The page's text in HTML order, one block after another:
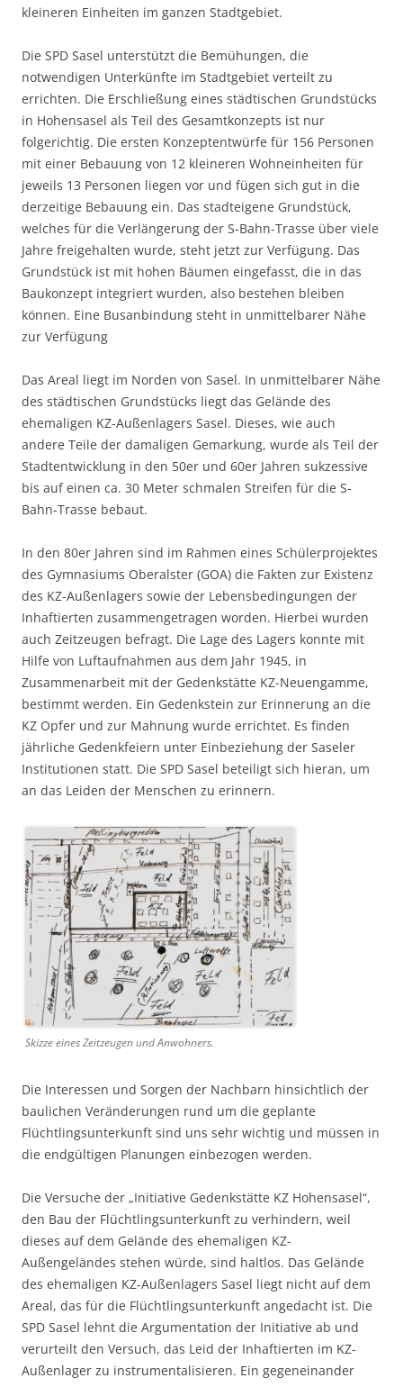
kleineren Einheiten im ganzen Stadtgebiet.
Die SPD Sasel unterstützt die Bemühungen, die
notwendigen Unterkünfte im Stadtgebiet verteilt zu
errichten. Die Erschließung eines städtischen Grundstücks
in Hohensasel als Teil des Gesamtkonzepts ist nur
folgerichtig. Die ersten Konzeptentwürfe für 156 Personen
mit einer Bebauung von 12 kleineren Wohneinheiten für
jeweils 13 Personen liegen vor und fügen sich gut in die
derzeitige Bebauung ein. Das stadteigene Grundstück,
welches für die Verlängerung der S-Bahn-Trasse über viele
Jahre freigehalten wurde, steht jetzt zur Verfügung. Das
Grundstück ist mit hohen Bäumen eingefasst, die in das
Baukonzept integriert wurden, also bestehen bleiben
können. Eine Busanbindung steht in unmittelbarer Nähe
zur Verfügung
Das Areal liegt im Norden von Sasel. In unmittelbarer Nähe
des städtischen Grundstücks liegt das Gelände des
ehemaligen KZ-Außenlagers Sasel. Dieses, wie auch
andere Teile der damaligen Gemarkung, wurde als Teil der
Stadtentwicklung in den 50er und 60er Jahren sukzessive
bis auf einen ca. 30 Meter schmalen Streifen für die S-
Bahn-Trasse bebaut.
In den 80er Jahren sind im Rahmen eines Schülerprojektes
des Gymnasiums Oberalster (GOA) die Fakten zur Existenz
des KZ-Außenlagers sowie der Lebensbedingungen der
Inhaftierten zusammengetragen worden. Hierbei wurden
auch Zeitzeugen befragt. Die Lage des Lagers konnte mit
Hilfe von Luftaufnahmen aus dem Jahr 1945, in
Zusammenarbeit mit der Gedenkstätte KZ-Neuengamme,
bestimmt werden. Ein Gedenkstein zur Erinnerung an die
KZ Opfer und zur Mahnung wurde errichtet. Es finden
jährliche Gedenkfeiern unter Einbeziehung der Saseler
Institutionen statt. Die SPD Sasel beteiligt sich hieran, um
an das Leiden der Menschen zu erinnern.
Skizze eines Zeitzeugen und Anwohners.
Die Interessen und Sorgen der Nachbarn hinsichtlich der
baulichen Veränderungen rund um die geplante
Flüchtlingsunterkunft sind uns sehr wichtig und müssen in
die endgültigen Planungen einbezogen werden.
Die Versuche der „Initiative Gedenkstätte KZ Hohensasel“,
den Bau der Flüchtlingsunterkunft zu verhindern, weil
dieses auf dem Gelände des ehemaligen KZ-
Außengeländes stehen würde, sind haltlos. Das Gelände
des ehemaligen KZ-Außenlagers Sasel liegt nicht auf dem
Areal, das für die Flüchtlingsunterkunft angedacht ist. Die
SPD Sasel lehnt die Argumentation der Initiative ab und
verurteilt den Versuch, das Leid der Inhaftierten im KZ-
Außenlager zu instrumentalisieren. Ein gegeneinander